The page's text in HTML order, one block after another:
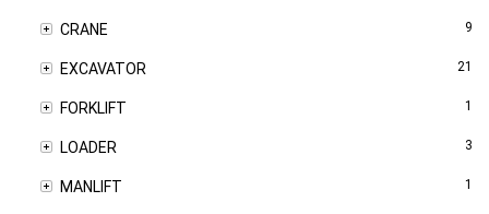
CRANE 9
EXCAVATOR 21
FORKLIFT 1
LOADER 3
MANLIFT 1